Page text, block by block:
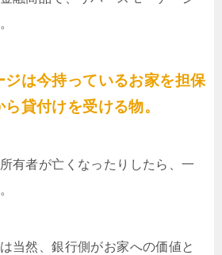
ジは今持っているお家を担保
貸付けを受ける物。
有者が亡くなったりしたら、一
当然、銀行側がお家への価値と